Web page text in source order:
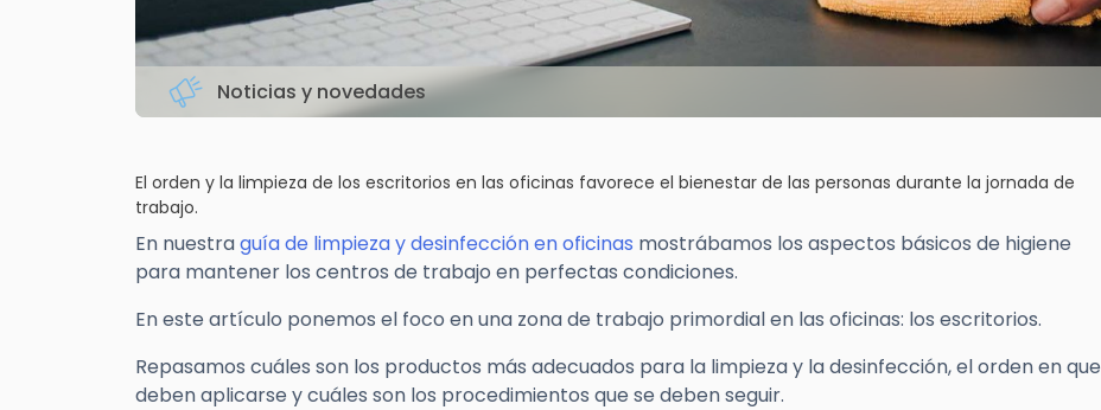
Noticias y novedades
El orden y la limpieza de los escritorios en las oficinas favorece el bienestar de las personas durante la jornada de
trabajo.
En nuestraguía de limpieza y desinfección en oficinas mostrábamos los aspectos básicos de higiene
para mantener los centros de trabajo en perfectas condiciones.
En este artículo ponemos el foco en una zona de trabajo primordial en las oficinas: los escritorios.
Repasamos cuáles son los productos más adecuados para la limpieza y la desinfección, el orden en que
deben aplicarse y cuáles son los procedimientos que se deben seguir.